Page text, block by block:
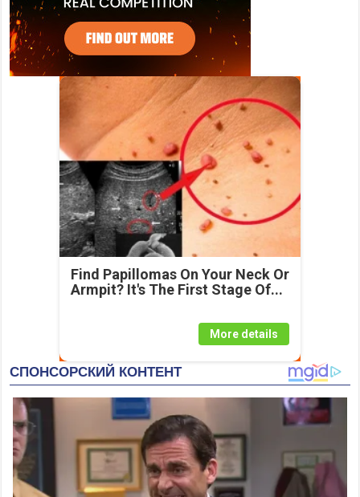
Find Papillomas On Your Neck Or
Armpit? It's The First Stage Of...
More details